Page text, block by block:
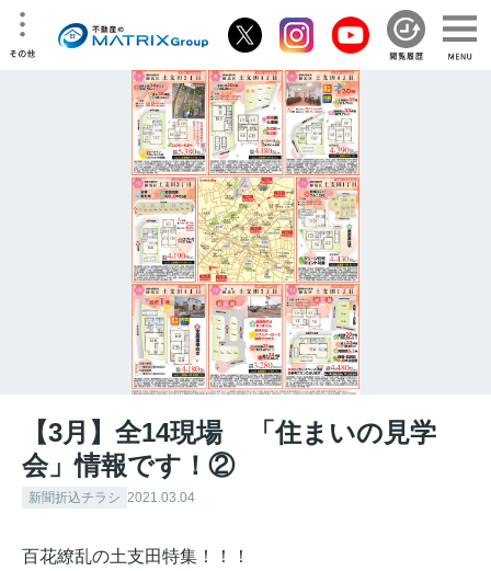
【3月】全14現場 「住まいの見学
会」情報です！②
新聞折込チラシ 2021.03.04
百花繚乱の土支田特集！！！